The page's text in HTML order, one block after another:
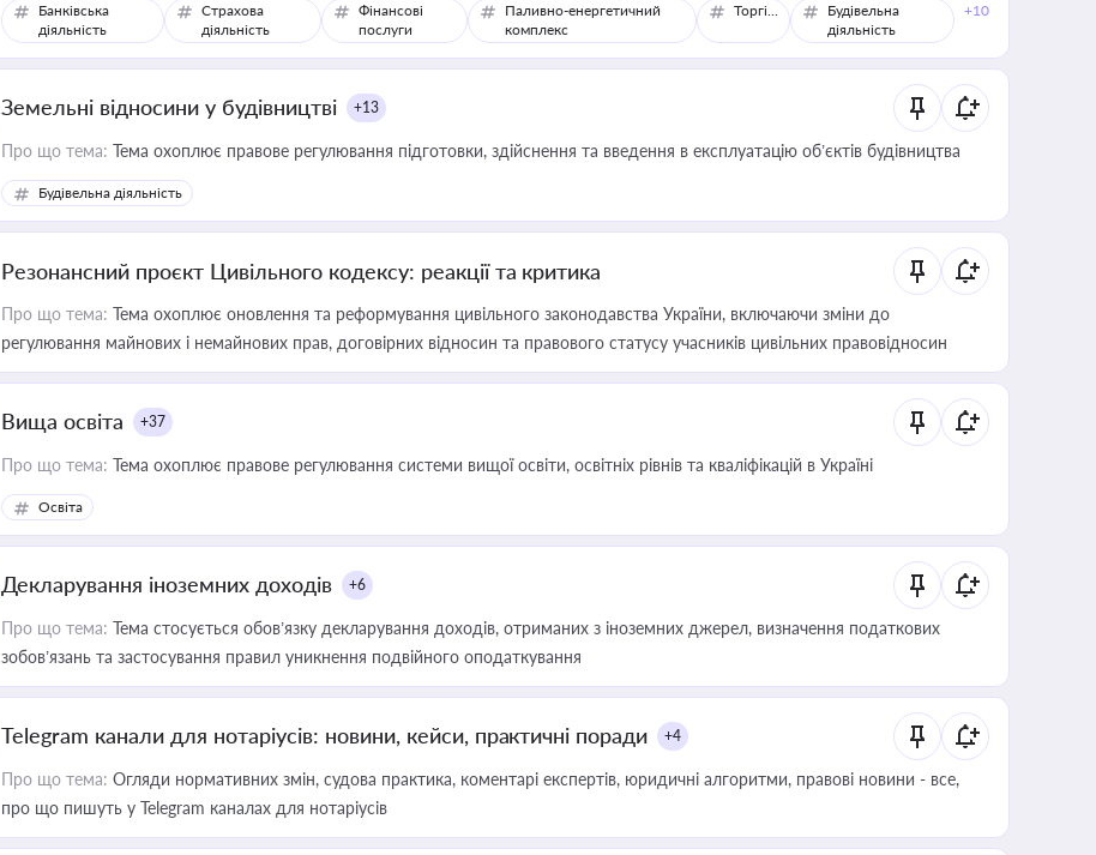
Банківська
діяльність
Страхова
діяльність
Фінансові
послуги
Паливно-енергетичний
комплекс
Торгівля
Будівельна
діяльність
+10
Земельні відносини у будівництві +13
Про що тема: Тема охоплює правове регулювання підготовки, здійснення та введення в експлуатацію об’єктів будівництва
Будівельна діяльність
Резонансний проєкт Цивільного кодексу: реакції та критика
Про що тема: Тема охоплює оновлення та реформування цивільного законодавства України, включаючи зміни до
регулювання майнових і немайнових прав, договірних відносин та правового статусу учасників цивільних правовідносин
Вища освіта +37
Про що тема: Тема охоплює правове регулювання системи вищої освіти, освітніх рівнів та кваліфікацій в Україні
Освіта
Декларування іноземних доходів +6
Про що тема: Тема стосується обов’язку декларування доходів, отриманих з іноземних джерел, визначення податкових
зобов’язань та застосування правил уникнення подвійного оподаткування
Telegram канали для нотаріусів: новини, кейси, практичні поради +4
Про що тема: Огляди нормативних змін, судова практика, коментарі експертів, юридичні алгоритми, правові новини - все,
про що пишуть у Telegram каналах для нотаріусів